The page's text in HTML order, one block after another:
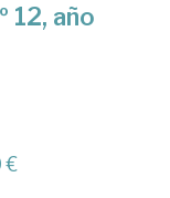
12, año
€